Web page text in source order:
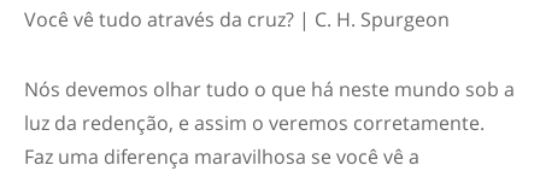
Você vê tudo através da cruz? | C. H. Spurgeon
Nós devemos olhar tudo o que há neste mundo sob a
luz da redenção, e assim o veremos corretamente.
Faz uma diferença maravilhosa se você vê a